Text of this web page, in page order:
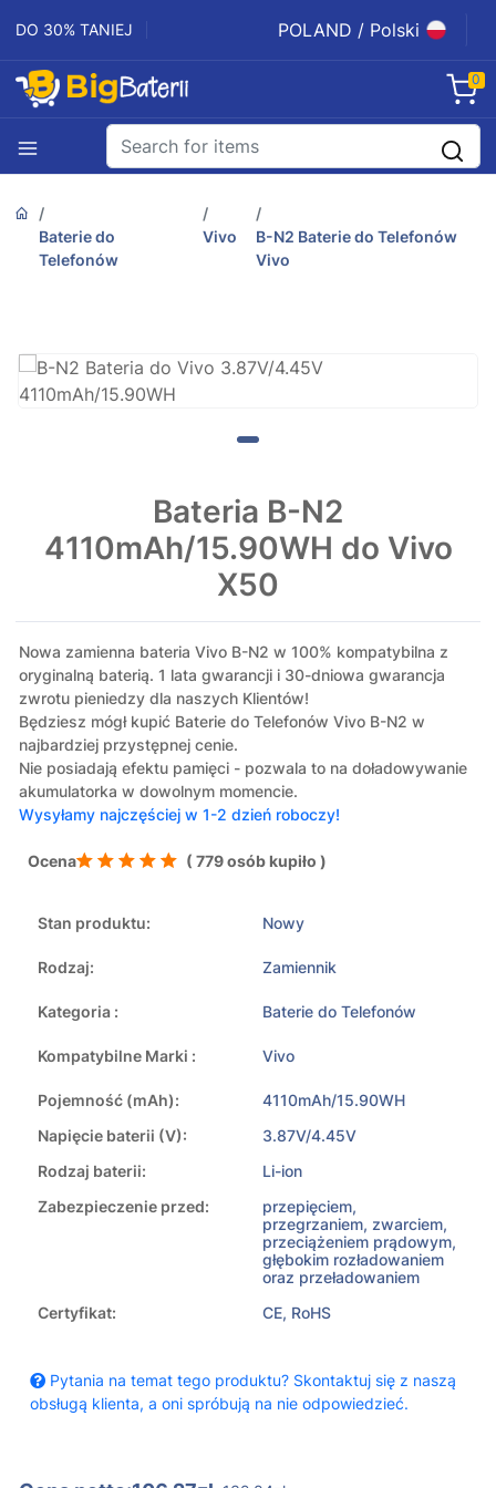
DO 30% TANIEJ POLAND / Polski
0
Baterie do
Telefonów
Vivo
B-N2 Baterie do Telefonów
Vivo
Bateria B-N2
4110mAh/15.90WH do Vivo
X50
Nowa zamienna bateria Vivo B-N2 w 100% kompatybilna z
oryginalną baterią. 1 lata gwarancji i 30-dniowa gwarancja
zwrotu pieniedzy dla naszych Klientów!
Będziesz mógł kupić Baterie do Telefonów Vivo B-N2 w
najbardziej przystępnej cenie.
Nie posiadają efektu pamięci - pozwala to na doładowywanie
akumulatorka w dowolnym momencie.
Wysyłamy najczęściej w 1-2 dzień roboczy!
Ocena ( 779 osób kupiło )
Stan produktu: Nowy
Rodzaj: Zamiennik
Kategoria : Baterie do Telefonów
Kompatybilne Marki : Vivo
Pojemność (mAh):
4110mAh/15.90WH
Napięcie baterii (V):
3.87V/4.45V
Rodzaj baterii:
Li-ion
Zabezpieczenie przed:
przepięciem,
przegrzaniem, zwarciem,
przeciążeniem prądowym,
głębokim rozładowaniem
oraz przeładowaniem
Certyfikat:
CE, RoHS
Pytania na temat tego produktu? Skontaktuj się z naszą
obsługą klienta, a oni spróbują na nie odpowiedzieć.